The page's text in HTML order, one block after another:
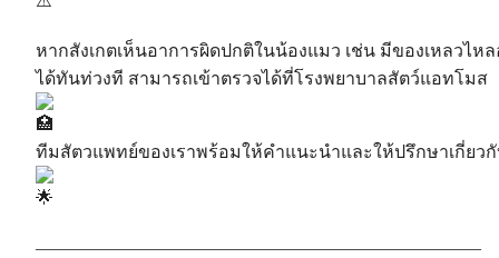
หากสังเกตเห็นอาการผิดปกติในน้องแมว เช่น มีของเหลวไ
ได้ทันท่วงที สามารถเข้าตรวจได้ที่โรงพยาบาลสัตว์แอทโมส
ทีมสัตวแพทย์ของเราพร้อมให้คำแนะนำและให้ปรึกษาเกี่ยว
—————————————————————————